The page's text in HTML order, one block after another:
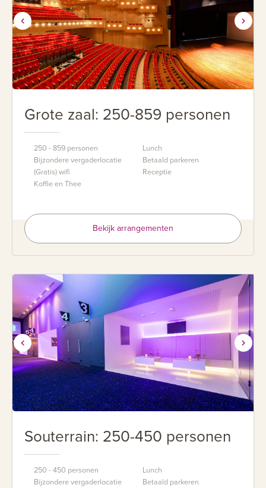
Grote zaal: 250-859 personen
250 - 859 personen
Bijzondere vergaderlocatie
(Gratis) wifi
Koffie en Thee
Lunch
Betaald parkeren
Receptie
Bekijk arrangementen
Souterrain: 250-450 personen
250 - 450 personen
Bijzondere vergaderlocatie
Lunch
Betaald parkeren